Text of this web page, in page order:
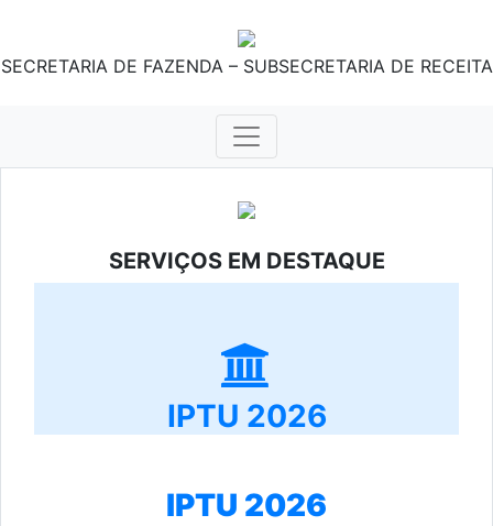
SECRETARIA DE FAZENDA – SUBSECRETARIA DE RECEITA
SERVIÇOS EM DESTAQUE
IPTU 2026
IPTU 2026